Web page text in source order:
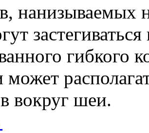
нанизываемых
гибкого
может
вокруг шеи.